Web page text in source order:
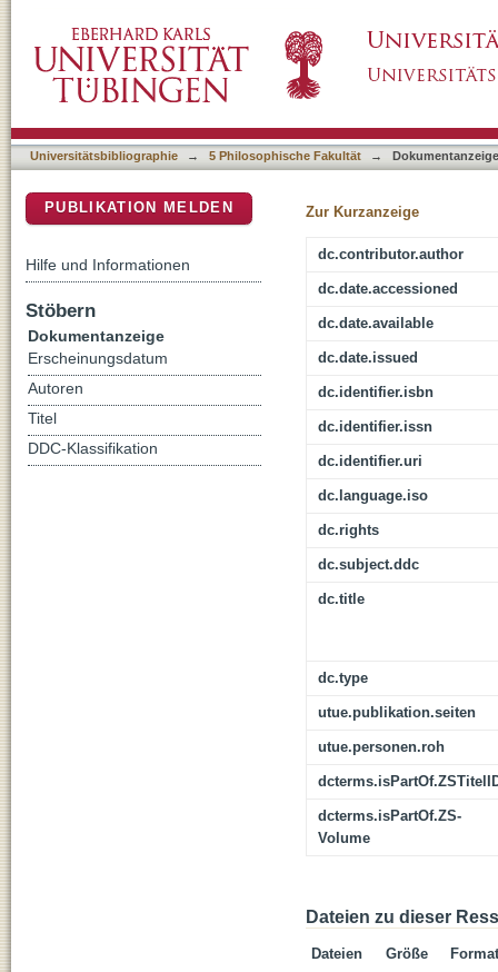
Eickstedt (aus: Tagebuch II. 12.3.1927 -
Universitätsbibliographie → 5 Philosophische Fakultät → Dokumentanzeige
Zur Kurzanzeige
dc.contributor.author
dc.date.accessioned
dc.date.available
dc.date.issued
dc.identifier.isbn
dc.identifier.issn
dc.identifier.uri
dc.language.iso
dc.rights
dc.subject.ddc
dc.title
dc.type
utue.publikation.seiten
utue.personen.roh
dcterms.isPartOf.ZS-
Volume
Dateien zu dieser
Dateien Größe
Format
PUBLIKATION MELDEN
Hilfe und Informationen
Stöbern
Dokumentanzeige
Erscheinungsdatum
Autoren
Titel
DDC-Klassifikation